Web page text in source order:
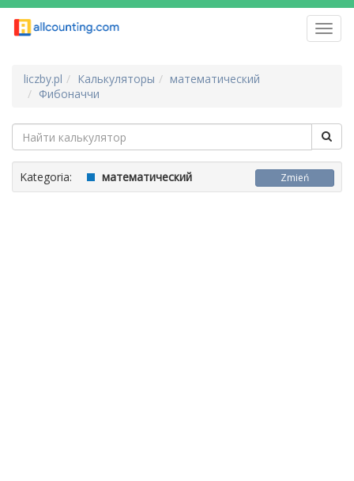
liczby.pl Калькуляторы
математический
Фибоначчи
Kategoria: математический Zmień